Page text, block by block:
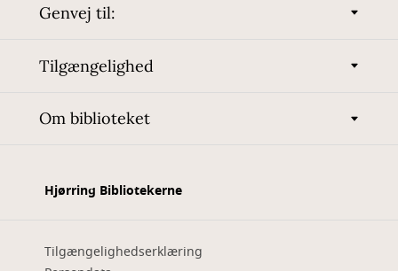
Genvej til:
Tilgængelighed
Om biblioteket
Hjørring Bibliotekerne
Tilgængelighedserklæring